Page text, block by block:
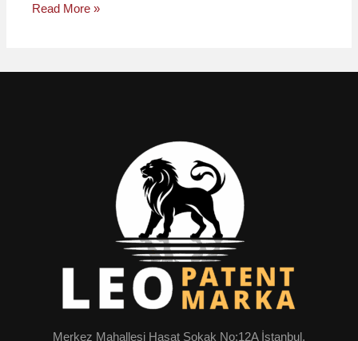
Read More »
Merkez Mahallesi Hasat Sokak No:12A İstanbul,